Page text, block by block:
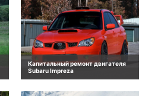
Капитальный ремонт двигателя
Subaru Impreza